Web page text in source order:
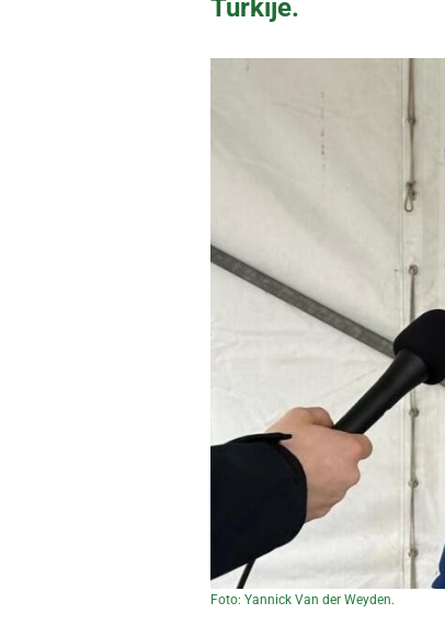
Turkije.
Foto: Yannick Van der Weyden.